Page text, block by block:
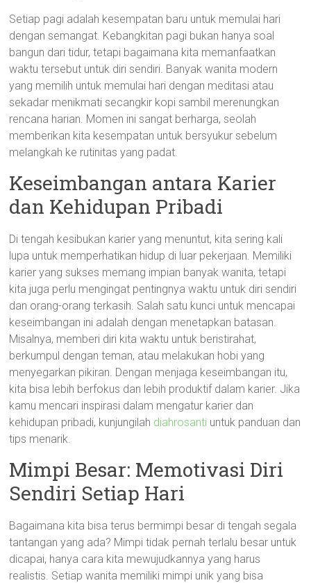
Setiap pagi adalah kesempatan baru untuk memulai hari
dengan semangat. Kebangkitan pagi bukan hanya soal
bangun dari tidur, tetapi bagaimana kita memanfaatkan
waktu tersebut untuk diri sendiri. Banyak wanita modern
yang memilih untuk memulai hari dengan meditasi atau
sekadar menikmati secangkir kopi sambil merenungkan
rencana harian. Momen ini sangat berharga, seolah
memberikan kita kesempatan untuk bersyukur sebelum
melangkah ke rutinitas yang padat.
Keseimbangan antara Karier
dan Kehidupan Pribadi
Di tengah kesibukan karier yang menuntut, kita sering kali
lupa untuk memperhatikan hidup di luar pekerjaan. Memiliki
karier yang sukses memang impian banyak wanita, tetapi
kita juga perlu mengingat pentingnya waktu untuk diri sendiri
dan orang-orang terkasih. Salah satu kunci untuk mencapai
keseimbangan ini adalah dengan menetapkan batasan.
Misalnya, memberi diri kita waktu untuk beristirahat,
berkumpul dengan teman, atau melakukan hobi yang
menyegarkan pikiran. Dengan menjaga keseimbangan itu,
kita bisa lebih berfokus dan lebih produktif dalam karier. Jika
kamu mencari inspirasi dalam mengatur karier dan
kehidupan pribadi, kunjungilah diahrosanti untuk panduan dan
tips menarik.
Mimpi Besar: Memotivasi Diri
Sendiri Setiap Hari
Bagaimana kita bisa terus bermimpi besar di tengah segala
tantangan yang ada? Mimpi tidak pernah terlalu besar untuk
dicapai, hanya cara kita mewujudkannya yang harus
realistis. Setiap wanita memiliki mimpi unik yang bisa